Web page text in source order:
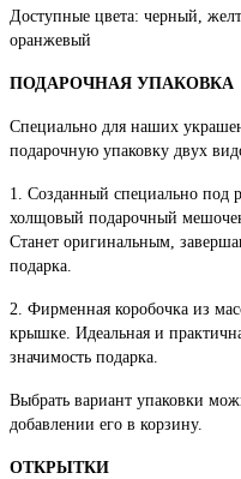
Доступные цвета: черный,
оранжевый
ПОДАРОЧНАЯ УПАКОВКА
Специально для наших
подарочную упаковку двух
1. Созданный специально под
холщовый подарочный
Станет оригинальным,
подарка.
2. Фирменная коробочка из
крышке. Идеальная и
значимость подарка.
Выбрать вариант упаковки
добавлении его в корзину.
ОТКРЫТКИ